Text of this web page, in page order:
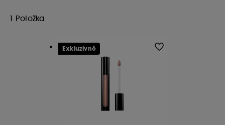
1 Položka
Exkluzivně